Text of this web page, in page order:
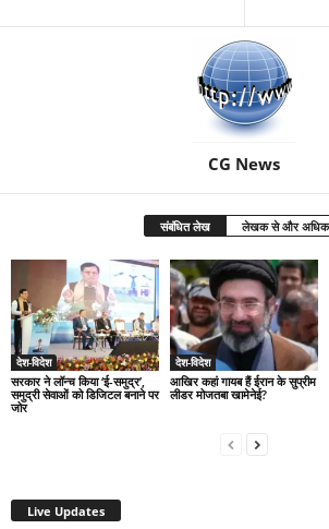
CG News
संबंधित लेख लेखक से और अधिक
देश-विदेश
सरकार ने लॉन्च किया ‘ई-समुद्र’,
समुद्री सेवाओं को डिजिटल बनाने पर
जोर
देश-विदेश
आखिर कहां गायब हैं ईरान के सुप्रीम
लीडर मोजतबा खामेनेई?
Live Updates